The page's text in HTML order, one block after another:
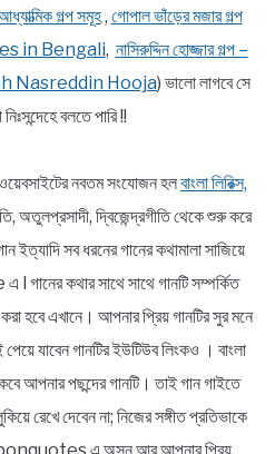
গল্প সমূহ, গোপাল ভাঁড়ের মজার গল্প
in Bengali, নাসিরুদ্দিন হোজ্জার গল্প –
Nasreddin Hooja) ভালো লাগবে সে
বলতে পারি !!
নবতম সংযোজন হলবাংলা লিরিক্স,
অতুলপ্রসাদী, দ্বিজেন্দ্রগীতি থেকে শুরু করে
ইত্যাদি সব ধরনের গানের কথামালা সাজিয়ে
কথার সাথে সাথে গানটি সম্পর্কিত
হবে এখানে। আপনার প্রিয় গানটির সুর মনে
যাবেন গানটির ইউটিউব লিংকও । বাংলা
আপনার পছন্দের গানটি। তাই গান গাইতে
রেখে দেবেন না; নিজের সঙ্গীত প্রতিভাকে